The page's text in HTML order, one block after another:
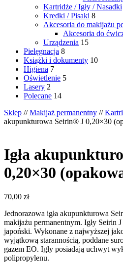
Kartridże / Igły / Nasadki
Kredki / Pisaki 8
Akcesoria do makijażu
Akcesoria do
Urządzenia 15
Pielęgnacja 8
Książki i dokumenty 10
Higiena 7
Oświetlenie 5
Lasery 2
Polecane 14
Sklep //Makijaż permanentny //
akupunkturowa Seirin® J 0,20×30
Igła
0,20×30
70,00 zł
Jednorazowa igła akupunkturowa
makijażu permanentnym. Igły Seirin
japoński. Wykonane z najwyższej
wyjątkową starannością, poddane
gazem EO. Igły posiadają uchwyt
polipropylenu.